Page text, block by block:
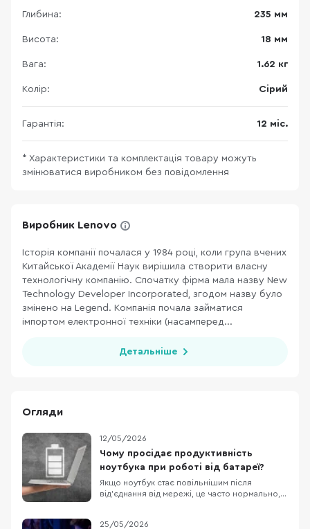
Глибина: 235 мм
Висота: 18 мм
Вага: 1.62 кг
Колір: Сірий
Гарантія: 12 міс.
* Характеристики та комплектація товару можуть
змінюватися виробником без повідомлення
Виробник Lenovo
Історія компанії почалася у 1984 році, коли група вчених
Китайської Академії Наук вирішила створити власну
технологічну компанію. Спочатку фірма мала назву New
Technology Developer Incorporated, згодом назву було
змінено на Legend. Компанія почала займатися
імпортом електронної техніки (насамперед...
Детальніше
Огляди
12/05/2026
Чому просідає продуктивність
ноутбука при роботі від батареї?
Якщо ноутбук стає повільнішим після
від’єднання від мережі, це часто нормально, а
від мережі й від батареї, а виробники
25/05/2026